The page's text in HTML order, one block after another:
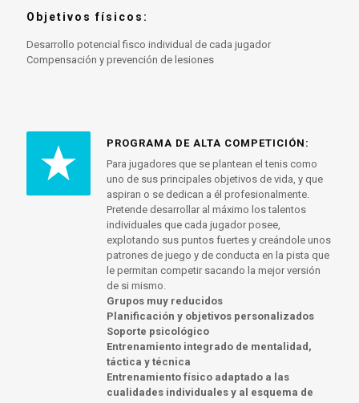
Objetivos físicos:
Desarrollo potencial fisco individual de cada jugador
Compensación y prevención de lesiones
PROGRAMA DE ALTA COMPETICIÓN:
Para jugadores que se plantean el tenis como
uno de sus principales objetivos de vida, y que
aspiran o se dedican a él profesionalmente.
Pretende desarrollar al máximo los talentos
individuales que cada jugador posee,
explotando sus puntos fuertes y creándole unos
patrones de juego y de conducta en la pista que
le permitan competir sacando la mejor versión
de si mismo.
Grupos muy reducidos
Planificación y objetivos personalizados
Soporte psicológico
Entrenamiento integrado de mentalidad,
táctica y técnica
Entrenamiento físico adaptado a las
cualidades individuales y al esquema de